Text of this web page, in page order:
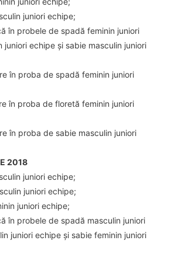
juniori echipe;
în probele de spadă feminin juniori
echipe și sabie masculin juniori
în proba de spadă feminin juniori
în proba de floretă feminin juniori
în proba de sabie masculin juniori
2018
juniori echipe;
juniori echipe;
juniori echipe;
în probele de spadă masculin juniori
juniori echipe și sabie feminin juniori